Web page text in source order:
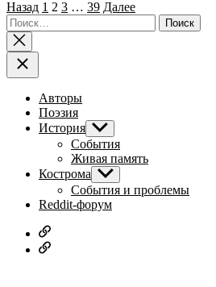
Пагинация
записей
Назад 1 2 3 … 39 Далее
Найти:
Авторы
Поэзия
История Показывать
подменю
События
Живая память
Кострома Показывать
подменю
События и проблемы
Reddit-форум
Русское
дворянство
Наши